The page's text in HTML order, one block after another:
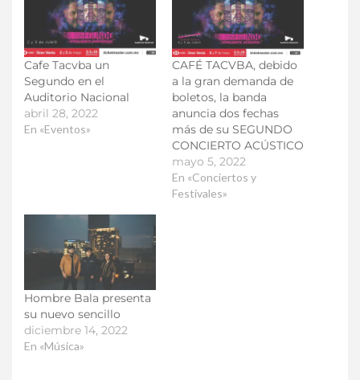
Cafe Tacvba un
Segundo en el
Auditorio Nacional
abril 28, 2022
En «Eventos»
CAFÉ TACVBA, debido
a la gran demanda de
boletos, la banda
anuncia dos fechas
más de su SEGUNDO
CONCIERTO ACÚSTICO
mayo 5, 2022
En «Conciertos y
Festivales»
Hombre Bala presenta
su nuevo sencillo
diciembre 14, 2022
En «Música»